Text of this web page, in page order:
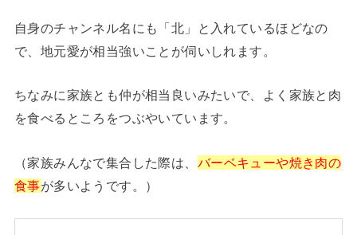
自身のチャンネル名にも「北」と入れているほどなの
で、地元愛が相当強いことが伺いしれます。
ちなみに家族とも仲が相当良いみたいで、よく家族と肉
を食べるところをつぶやいています。
（家族みんなで集合した際は、 バーベキューや焼き肉の
食事が多いようです。）